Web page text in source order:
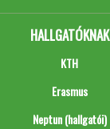
HALLGATÓKNAK
KTH
Erasmus
Neptun (hallgatói)